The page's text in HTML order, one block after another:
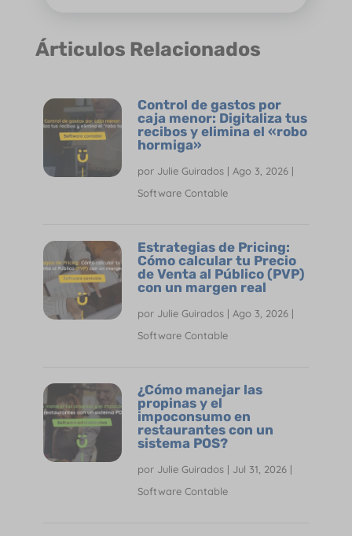
Árticulos Relacionados
Control de gastos por
caja menor: Digitaliza tus
recibos y elimina el «robo
hormiga»
por Julie Guirados| Ago 3, 2026|
Software Contable
Estrategias de Pricing:
Cómo calcular tu Precio
de Venta al Público (PVP)
con un margen real
por Julie Guirados| Ago 3, 2026|
Software Contable
¿Cómo manejar las
propinas y el
impoconsumo en
restaurantes con un
sistema POS?
por Julie Guirados| Jul 31, 2026|
Software Contable